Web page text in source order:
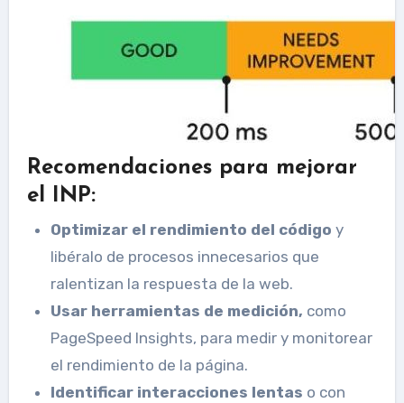
Recomendaciones para mejorar
el INP:
Optimizar el rendimiento del código y
libéralo de procesos innecesarios que
ralentizan la respuesta de la web.
Usar herramientas de medición, como
PageSpeed ​​Insights, para medir y monitorear
el rendimiento de la página.
Identificar interacciones lentas o con